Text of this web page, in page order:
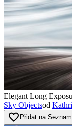
Elegant Long
Sky Objectsod
favorite_border Přidat na